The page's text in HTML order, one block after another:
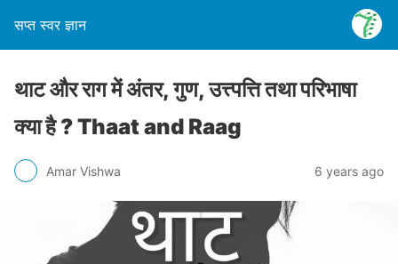
सप्त स्वर ज्ञान
थाट और राग में अंतर, गुण, उत्त्पत्ति तथा परिभाषा
क्या है ? Thaat and Raag
Amar Vishwa 6 years ago